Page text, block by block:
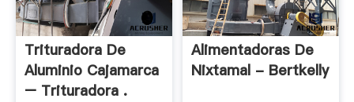
Trituradora De
Aluminio Cajamarca
– Trituradora .
Alimentadoras De
Nixtamal - Bertkelly